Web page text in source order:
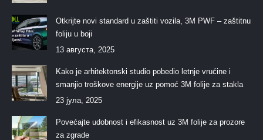
Otkrijte novi standard u zaštiti vozila, 3M PWF – zaštitnu
foliju u boji
13 августа, 2025
Kako je arhitektonski studio pobedio letnje vrućine i
smanjio troškove energije uz pomoć 3M folije za stakla
23 јула, 2025
Povećajte udobnost i efikasnost uz 3M folije za prozore
za zgrade